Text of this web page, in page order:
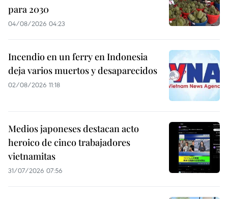
para 2030
04/08/2026 04:23
Incendio en un ferry en Indonesia
deja varios muertos y desaparecidos
02/08/2026 11:18
Medios japoneses destacan acto
heroico de cinco trabajadores
vietnamitas
31/07/2026 07:56